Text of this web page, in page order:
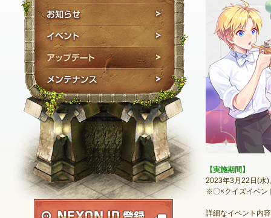
お知らせ
イベント
アップデート
メンテナンス
【実施期間】
2023年3月22日(水
※〇×クイズイベン
詳細なイベント内